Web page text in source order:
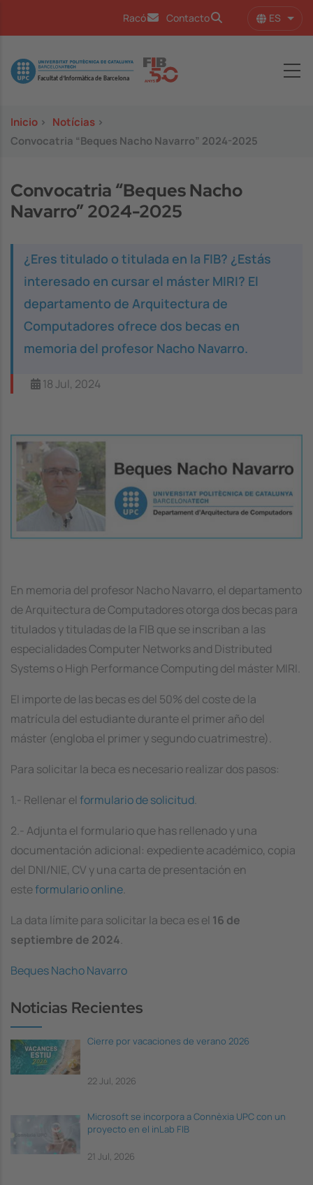
Racó Contacto ES
Image
Inicio > Notícias >
Convocatria “Beques Nacho Navarro” 2024-2025
Convocatria “Beques Nacho
Navarro” 2024-2025
¿Eres titulado o titulada en la FIB? ¿Estás
interesado en cursar el máster MIRI? El
departamento de Arquitectura de
Computadores ofrece dos becas en
memoria del profesor Nacho Navarro.
18 Jul, 2024
En memoria del profesor Nacho Navarro, el departamento
de Arquitectura de Computadores otorga dos becas para
titulados y tituladas de la FIB que se inscriban a las
especialidadesComputer Networks and Distributed
SystemsoHigh Performance Computing del máster MIRI.
El importe de las becas es del 50% del coste de la
matrícula del estudiante durante el primer año del
máster (engloba el primer y segundo cuatrimestre).
Para solicitar la beca es necesario realizar dos pasos:
1.- Rellenar el formulario de solicitud.
2.- Adjunta el formulario que has rellenado y una
documentación adicional: expediente académico, copia
del DNI/NIE, CV y una carta de presentación en
esteformulario online.
La data límite para solicitar la beca es el 16 de
septiembre de 2024.
Beques Nacho Navarro
Noticias Recientes
Cierre por vacaciones de verano 2026
22 Jul, 2026
Microsoft se incorpora a Connèxia UPC con un
proyecto en el inLab FIB
21 Jul, 2026